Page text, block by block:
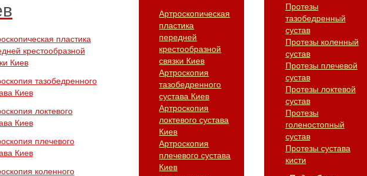
пластика
крестообразной
Киев
тазобедренного
Киев
локтевого
Киев
плечевого
Киев
коленного
Артроскопическая
пластика
передней
крестообразной
связки Киев
Артроскопия
тазобедренного
сустава Киев
Артроскопия
локтевого сустава
Киев
Артроскопия
плечевого сустава
Киев
Протезы
тазобедренный
сустав
Протезы коленный
сустав
Протезы плечевой
сустав
Протезы локтевой
сустав
Протезы
голеностопный
сустав
Протезы сустава
кисти